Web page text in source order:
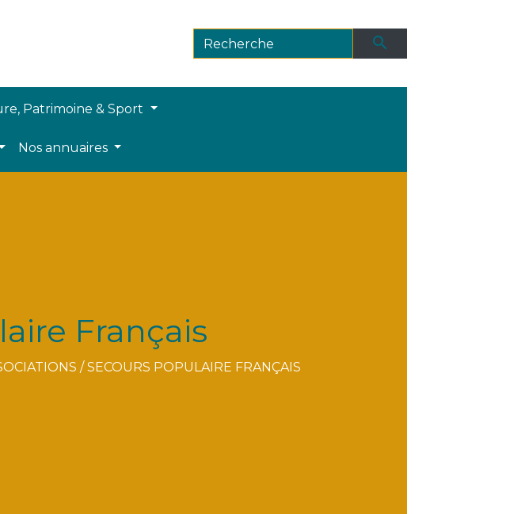
search
Patrimoine & Sport
Nos annuaires
Français
/SECOURS POPULAIRE FRANÇAIS